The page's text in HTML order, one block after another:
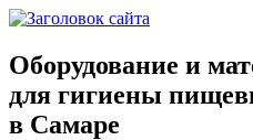
Оборудование и
для гигиены
в Самаре